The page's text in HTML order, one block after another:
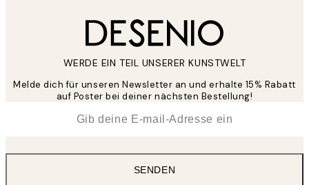
WERDE EIN TEIL UNSERER KUNSTWELT
Melde dich für unseren Newsletter an und erhalte 15% Rabatt
auf Poster bei deiner nächsten Bestellung!
SENDEN